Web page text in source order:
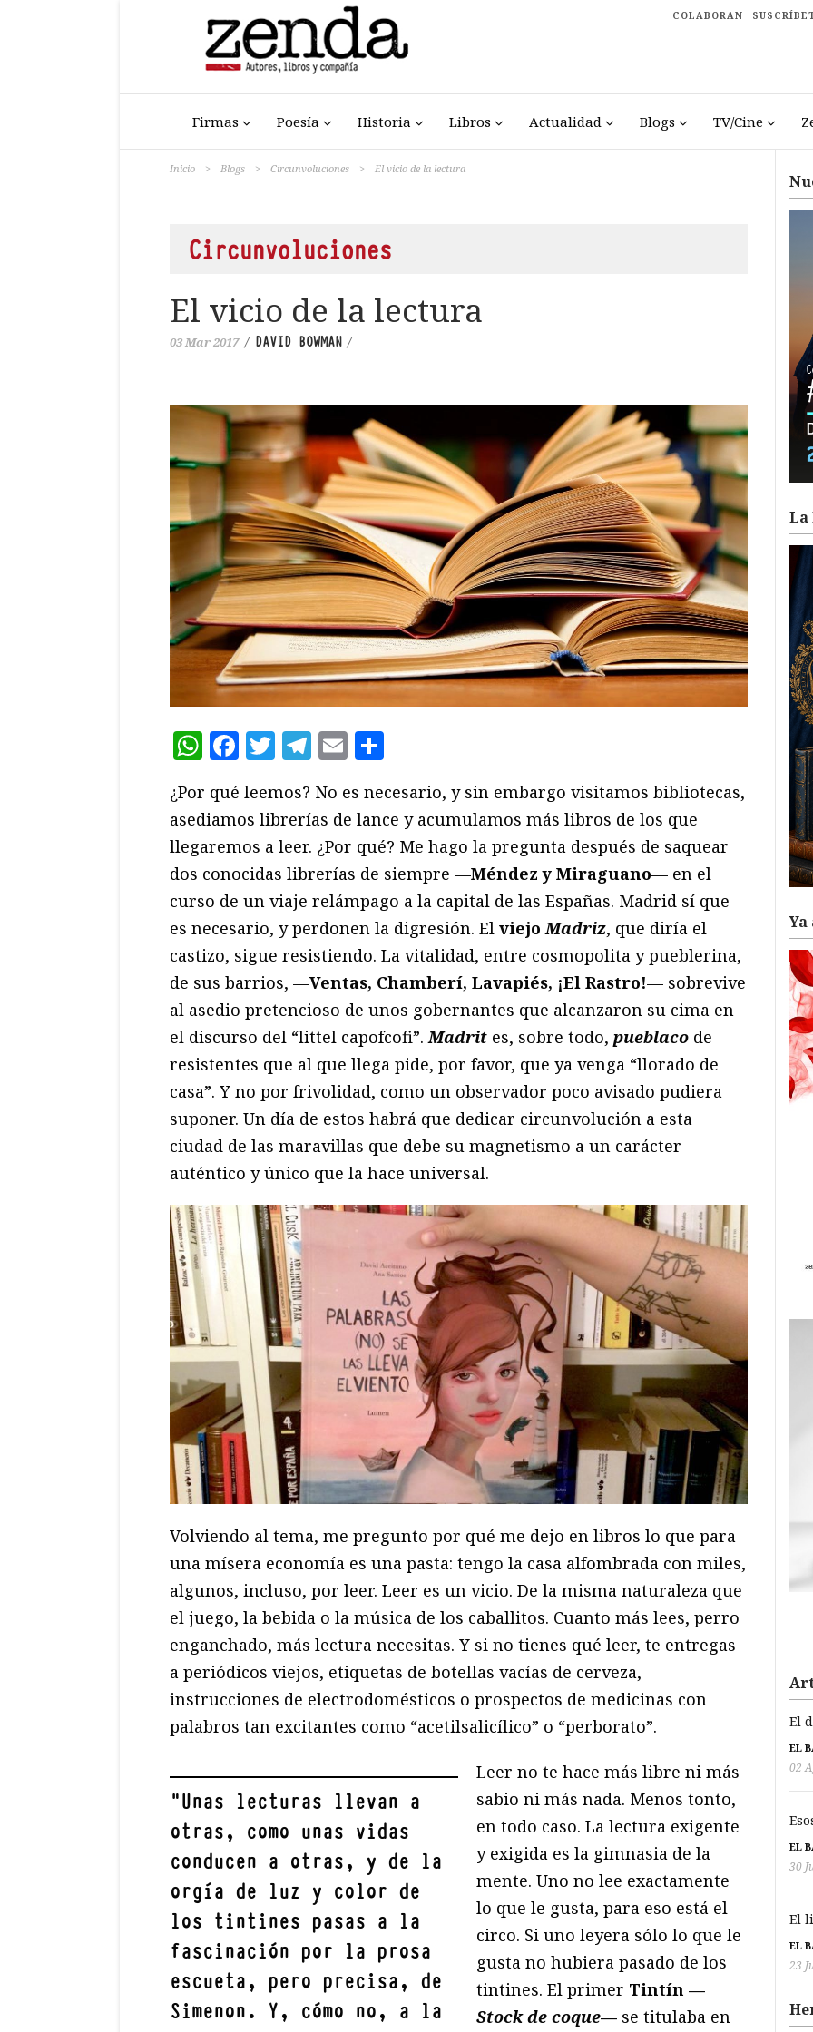
COLABORAN
Firmas Poesía Historia Libros Actualidad Blogs TV/Cine
Inicio > Blogs > Circunvoluciones > El vicio de la lectura
Circunvoluciones
El vicio de la lectura
03 Mar 2017 / DAVID BOWMAN /
WhatsApp
Facebook
Twitter
Telegram
Email
¿Por qué leemos? No es necesario, y sin embargo visitamos bibliotecas,
asediamos librerías de lance y acumulamos más libros de los que
llegaremos a leer. ¿Por qué? Me hago la pregunta después de saquear
dos conocidas librerías de siempre —Méndez y Miraguano— en el
curso de un viaje relámpago a la capital de las Españas. Madrid sí que
es necesario, y perdonen la digresión. El viejo Madriz, que diría el
castizo, sigue resistiendo. La vitalidad, entre cosmopolita y pueblerina,
de sus barrios, —Ventas, Chamberí, Lavapiés, ¡El Rastro!— sobrevive
al asedio pretencioso de unos gobernantes que alcanzaron su cima en
el discurso del “littel capofcofi”. Madrit es, sobre todo, pueblaco de
resistentes que al que llega pide, por favor, que ya venga “llorado de
casa”. Y no por frivolidad, como un observador poco avisado pudiera
suponer. Un día de estos habrá que dedicar circunvolución a esta
ciudad de las maravillas que debe su magnetismo a un carácter
auténtico y único que la hace universal.
Volviendo al tema, me pregunto por qué me dejo en libros lo que para
una mísera economía es una pasta: tengo la casa alfombrada con miles,
algunos, incluso, por leer. Leer es un vicio. De la misma naturaleza que
el juego, la bebida o la música de los caballitos. Cuanto más lees, perro
enganchado, más lectura necesitas. Y si no tienes qué leer, te entregas
a periódicos viejos, etiquetas de botellas vacías de cerveza,
instrucciones de electrodomésticos o prospectos de medicinas con
palabros tan excitantes como “acetilsalicílico” o “perborato”.
"Unas lecturas llevan a
otras, como unas vidas
conducen a otras, y de la
orgía de luz y color de
los tintines pasas a la
fascinación por la prosa
escueta, pero precisa, de
Simenon. Y, cómo no, a la
Leer no te hace más libre ni más
sabio ni más nada. Menos tonto,
en todo caso. La lectura exigente
y exigida es la gimnasia de la
mente. Uno no lee exactamente
lo que le gusta, para eso está el
circo. Si uno leyera sólo lo que le
gusta no hubiera pasado de los
tintines. El primer Tintín —
Stock de coque— se titulaba en
La
Ya
El
EL
02
EL
30
El
EL
23